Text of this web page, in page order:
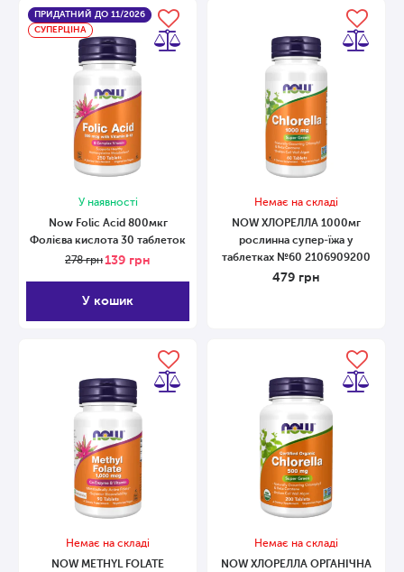
ПРИДАТНИЙ ДО 11/2026
СУПЕРЦІНА
У наявності
Now Folic Acid 800мкг
Фолієва кислота 30 таблеток
278грн139 грн
У кошик
Немає на складі
NOW ХЛОРЕЛЛА 1000мг
рослинна супер-їжа у
таблетках №60 2106909200
479 грн
Немає на складі
NOW METHYL FOLATE
Немає на складі
NOW ХЛОРЕЛЛА ОРГАНІЧНА